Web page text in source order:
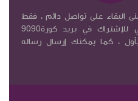
البقاء على تواصل دائم ، فقط
قم بإدخال بريدك الإلكتروني للإشتراك في بريد كورة9090
، كما يمكنك إرسال رساله